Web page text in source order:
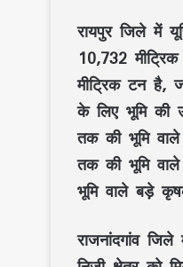
रायपुर जिले में
10,732
मीट्रिक टन है,
के लिए भूमि की
तक की भूमि वाले
तक की भूमि
भूमि वाले बड़े
राजनांदगांव